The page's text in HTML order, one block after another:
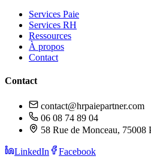
Services Paie
Services RH
Ressources
À propos
Contact
Contact
contact@hrpaiepartner.com
06 08 74 89 04
58 Rue de Monceau, 75008
LinkedIn
Facebook